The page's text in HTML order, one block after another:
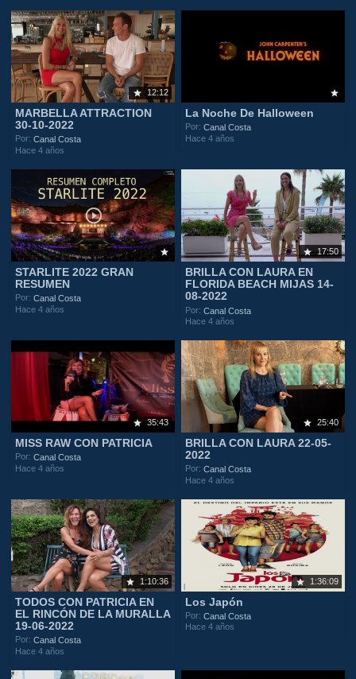
12:12
MARBELLA ATTRACTION
30-10-2022
Por:Canal Costa
Hace 4 años
La Noche De Halloween
Por:Canal Costa
Hace 4 años
STARLITE 2022 GRAN
RESUMEN
Por:Canal Costa
Hace 4 años
17:50
BRILLA CON LAURA EN
FLORIDA BEACH MIJAS 14-
08-2022
Por:Canal Costa
Hace 4 años
35:43
MISS RAW CON PATRICIA
Por:Canal Costa
Hace 4 años
25:40
BRILLA CON LAURA 22-05-
2022
Por:Canal Costa
Hace 4 años
1:10:36
TODOS CON PATRICIA EN
EL RINCÓN DE LA MURALLA
19-06-2022
Por:Canal Costa
Hace 4 años
1:36:09
Los Japón
Por:Canal Costa
Hace 4 años